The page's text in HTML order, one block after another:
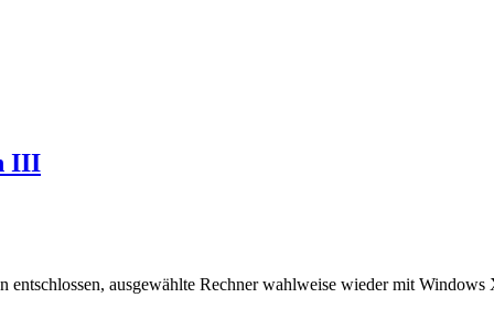
III
ausgewählte Rechner wahlweise wieder mit Windows